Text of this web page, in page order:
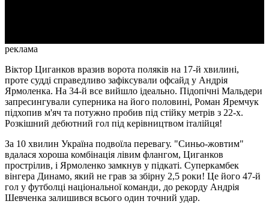
реклама
Віктор Циганков вразив ворота поляків на 17-й хвилині,
проте судді справедливо зафіксували офсайд у Андрія
Ярмоленка. На 34-й все вийшло ідеально. Підопічні Мальдери
запресингували суперника на його половині, Роман Яремчук
підхопив м'яч та потужно пробив під стійку метрів з 22-х.
Розкішний дебютний гол під керівництвом італійця!
За 10 хвилин Україна подвоїла перевагу. "Синьо-жовтим"
вдалася хороша комбінація лівим флангом, Циганков
прострілив, і Ярмоленко замкнув у підкаті. Суперкамбек
вінгера Динамо, який не грав за збірну 2,5 роки! Це його 47-й
гол у футболці національної команди, до рекорду Андрія
Шевченка залишився всього один точний удар.